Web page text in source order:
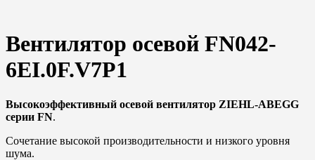
Вентилятор осевой FN042-
6EI.0F.V7P1
Высокоэффективный осевой вентилятор ZIEHL-ABEGG
серии FN.
Сочетание высокой производительности и низкого уровня
шума.